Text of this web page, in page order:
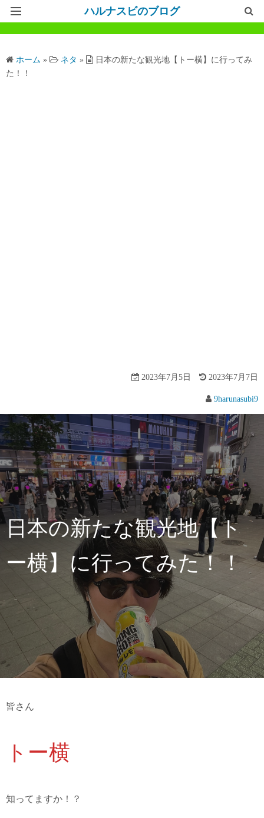
ハルナスビのブログ
記事一覧
ホームページ
ホーム » ネタ »
日本の新たな観光地【トー横】に行ってみ
た！！
2023年7月5日 2023年7月7日
9harunasubi9
日本の新たな観光地【ト
ー横】に行ってみた！！
皆さん
トー横
知ってますか！？